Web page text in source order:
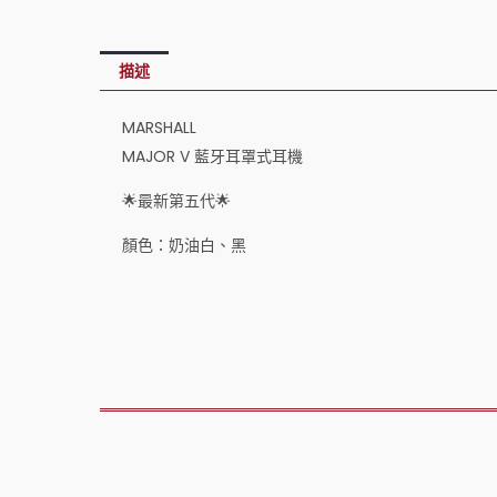
描述
MARSHALL
MAJOR V 藍牙耳罩式耳機
🌟最新第五代🌟
顏色：奶油白、黑